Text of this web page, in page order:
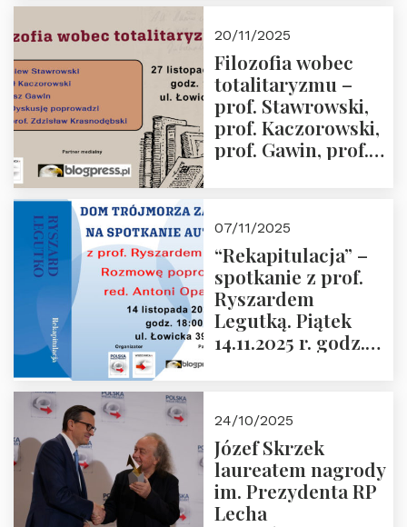
Przemysław
Sobolewski – 4
grudnia 2025 r.
godz. 18:00.
20/11/2025
Filozofia wobec
totalitaryzmu –
prof. Stawrowski,
prof. Kaczorowski,
prof. Gawin, prof.
07/11/2025
“Rekapitulacja” –
spotkanie z prof.
Ryszardem
Legutką. Piątek
14.11.2025 r. godz.
24/10/2025
Józef Skrzek
laureatem nagrody
im. Prezydenta RP
Lecha